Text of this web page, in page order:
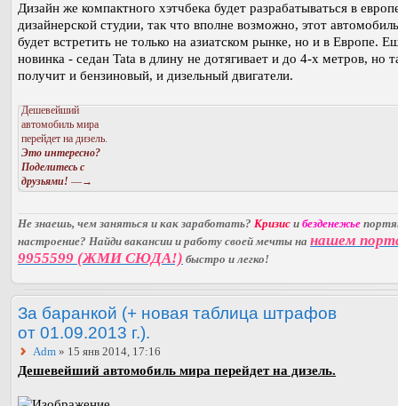
Дизайн же компактного хэтчбека будет разрабатываться в
дизайнерской студии, так что вполне возможно, этот
будет встретить не только на азиатском рынке, но и в Европе.
новинка - седан Tata в длину не дотягивает и до 4-х метров, но
получит и бензиновый, и дизельный двигатели.
Дешевейший
автомобиль мира
перейдет на дизель.
Это интересно?
Поделитесь с
друзьями! —→
Не знаешь, чем заняться и как заработать? Кризис и безденежье
настроение? Найди вакансии и работу своей мечты на нашем
9955599 (ЖМИ СЮДА!) быстро и легко!
За баранкой (+ новая таблица штрафов
от 01.09.2013 г.).
Adm » 15 янв 2014, 17:16
Дешевейший автомобиль мира перейдет на дизель.